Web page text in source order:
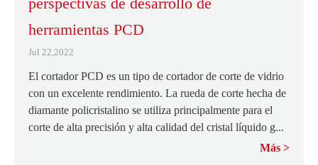
herramientas PCD
Jul 22,2022
El cortador PCD es un tipo de cortador de corte de vidrio
con un excelente rendimiento. La rueda de corte hecha de
diamante policristalino se utiliza principalmente para el
corte de alta precisión y alta calidad del cristal líquido g...
Más